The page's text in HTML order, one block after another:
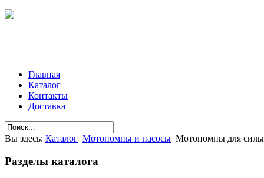
Главная
Каталог
Контакты
Доставка
Вы здесь: Каталог Мотопомпы и насосы Мотопомпы для
Разделы каталога